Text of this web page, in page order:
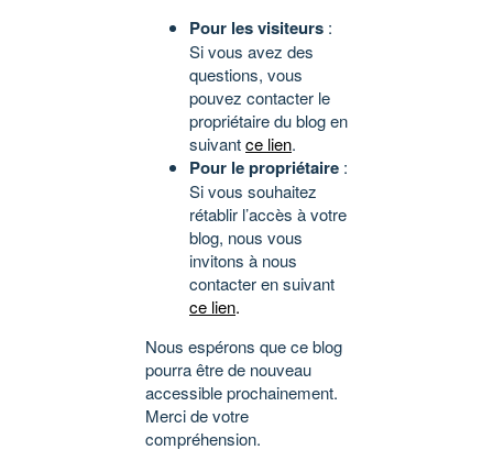
Pour les visiteurs :
Si vous avez des
questions, vous
pouvez contacter le
propriétaire du blog en
suivantce lien.
Pour le propriétaire :
Si vous souhaitez
rétablir l’accès à votre
blog, nous vous
invitons à nous
contacter en suivant
ce lien.
Nous espérons que ce blog
pourra être de nouveau
accessible prochainement.
Merci de votre
compréhension.